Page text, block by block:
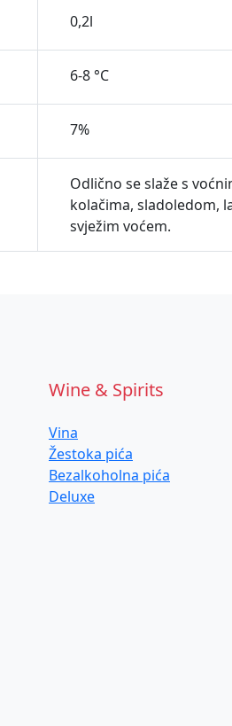
0,2l
6-8 °C
7%
Odlično se slaže s
kolačima, sladoledom,
svježim voćem.
Wine & Spirits
Vina
Žestoka pića
Bezalkoholna pića
Deluxe